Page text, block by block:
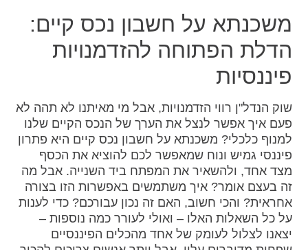
משכנתא על חשבון נכס קיים:
הדלת הפתוחה להזדמנויות
פיננסיות
שוק הנדל"ן רווי הזדמנויות, אבל מי מאיתנו לא תהה לא
פעם איך אפשר לנצל את הערך של הנכס הקיים שלנו
למנוף כלכלי? משכנתא על חשבון נכס קיים היא פתרון
פיננסי גמיש ונוח שמאפשר לכם להוציא את הכסף
מצד אחד, ולהשאיר את המפתח ביד השנייה. אבל מה
זה בעצם אומר? איך משתמשים באפשרות הזו בצורה
אחראית? והכי חשוב, האם זה נכון עבורכם? כדי לענות
על כל השאלות האלו – ואולי לעורר כמה נוספות –
יצאנו לצלול לעומק של אחד מהכלים הפיננסיים